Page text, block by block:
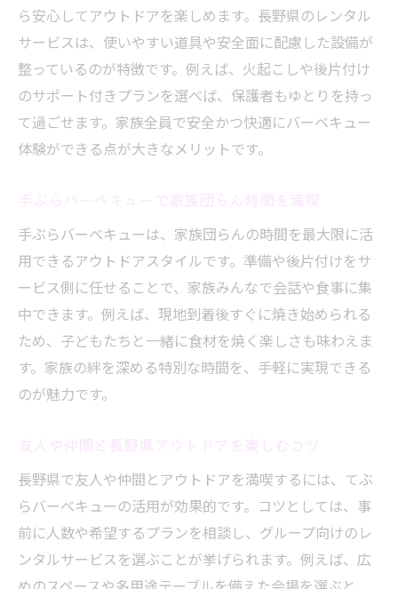
ら安心してアウトドアを楽しめます。長野県のレンタル
サービスは、使いやすい道具や安全面に配慮した設備が
整っているのが特徴です。例えば、火起こしや後片付け
のサポート付きプランを選べば、保護者もゆとりを持っ
て過ごせます。家族全員で安全かつ快適にバーベキュー
体験ができる点が大きなメリットです。
手ぶらバーベキューは、家族団らんの時間を最大限に活
用できるアウトドアスタイルです。準備や後片付けをサ
ービス側に任せることで、家族みんなで会話や食事に集
中できます。例えば、現地到着後すぐに焼き始められる
ため、子どもたちと一緒に食材を焼く楽しさも味わえま
す。家族の絆を深める特別な時間を、手軽に実現できる
のが魅力です。
長野県で友人や仲間とアウトドアを満喫するには、てぶ
らバーベキューの活用が効果的です。コツとしては、事
前に人数や希望するプランを相談し、グループ向けのレ
ンタルサービスを選ぶことが挙げられます。例えば、広